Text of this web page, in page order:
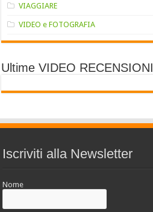
VIAGGIARE
VIDEO e FOTOGRAFIA
Ultime VIDEO RECENSIONI
Iscriviti alla Newsletter
Nome